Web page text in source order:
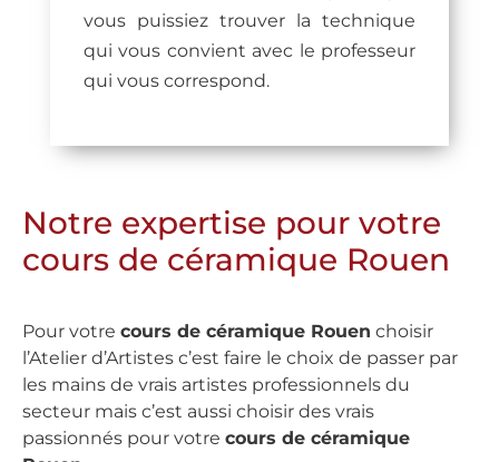
vous puissiez trouver la technique
qui vous convient avec le professeur
qui vous correspond.
Notre expertise pour votre
cours de céramique Rouen
Pour votre cours de céramique Rouen choisir
l’Atelier d’Artistes c’est faire le choix de passer par
les mains de vrais artistes professionnels du
secteur mais c’est aussi choisir des vrais
passionnés pour votre cours de céramique